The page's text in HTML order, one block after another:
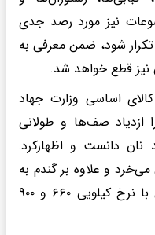
نیز مورد رصد جدی
تکرار شود، ضمن معرفی به
نیز قطع خواهد شد.
اساسی وزارت جهاد
ازدیاد صف‌ها و طولانی
دانست و اظهارکرد:
۱۵ هزار تومان می‌خرد و علاوه بر گندم به
آرد یارانه می‌پردازد تا این محصول با نرخ کیلویی ۶۶۰ و ۹۰۰